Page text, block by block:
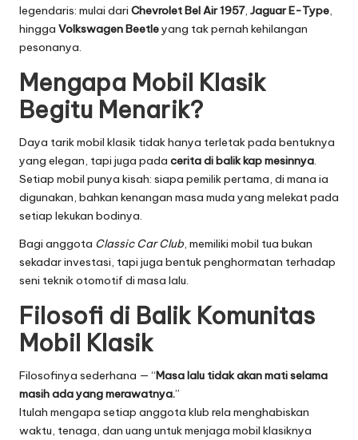
legendaris: mulai dari Chevrolet Bel Air 1957, Jaguar E-Type,
hingga Volkswagen Beetleyang tak pernah kehilangan
pesonanya.
Mengapa Mobil Klasik
Begitu Menarik?
Daya tarik mobil klasik tidak hanya terletak pada bentuknya
yang elegan, tapi juga pada cerita di balik kap mesinnya.
Setiap mobil punya kisah: siapa pemilik pertama, di mana ia
digunakan, bahkan kenangan masa muda yang melekat pada
setiap lekukan bodinya.
Bagi anggota Classic Car Club, memiliki mobil tua bukan
sekadar investasi, tapi juga bentuk penghormatan terhadap
seni teknik otomotif di masa lalu.
Filosofi di Balik Komunitas
Mobil Klasik
Filosofinya sederhana — “Masa lalu tidak akan mati selama
masih ada yang merawatnya.”
Itulah mengapa setiap anggota klub rela menghabiskan
waktu, tenaga, dan uang untuk menjaga mobil klasiknya